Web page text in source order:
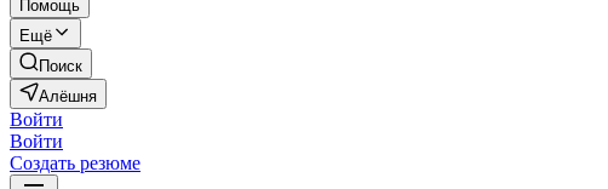
Помощь
Ещё
Поиск
Алёшня
Войти
Войти
Создать резюме